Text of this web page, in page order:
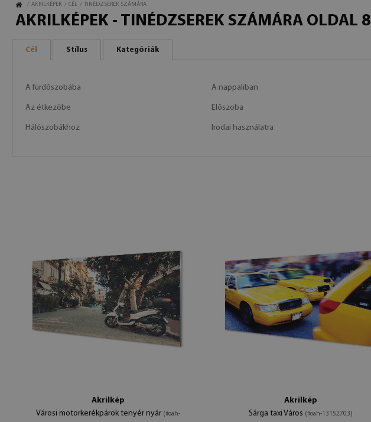
/ AKRILKÉPEK / CÉL / TINÉDZSEREK SZÁMÁRA
AKRILKÉPEK - TINÉDZSEREK SZÁMÁRA OLDAL 8
Cél Stílus Kategóriák
A fürdőszobába A nappaliban
Az étkezőbe Előszoba
Hálószobákhoz Irodai használatra
Akrilkép
Városi motorkerékpárok tenyér nyár (#oah-
Akrilkép
Sárga taxi Város (#oah-13152703)